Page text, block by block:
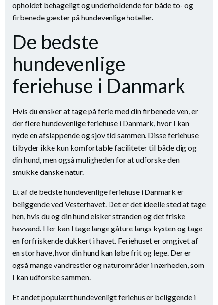
opholdet behageligt og underholdende for både to- og
firbenede gæster på hundevenlige hoteller.
De bedste
hundevenlige
feriehuse i Danmark
Hvis du ønsker at tage på ferie med din firbenede ven, er
der flere hundevenlige feriehuse i Danmark, hvor I kan
nyde en afslappende og sjov tid sammen. Disse feriehuse
tilbyder ikke kun komfortable faciliteter til både dig og
din hund, men også muligheden for at udforske den
smukke danske natur.
Et af de bedste hundevenlige feriehuse i Danmark er
beliggende ved Vesterhavet. Det er det ideelle sted at tage
hen, hvis du og din hund elsker stranden og det friske
havvand. Her kan I tage lange gåture langs kysten og tage
en forfriskende dukkert i havet. Feriehuset er omgivet af
en stor have, hvor din hund kan løbe frit og lege. Der er
også mange vandrestier og naturområder i nærheden, som
I kan udforske sammen.
Et andet populært hundevenligt feriehus er beliggende i